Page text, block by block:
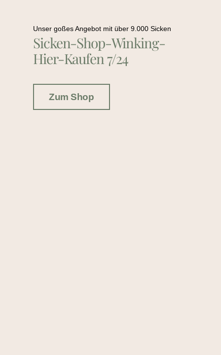
Unser goßes Angebot mit über 9.000 Sicken
Sicken-Shop-Winking-
Hier-Kaufen 7/24
Zum Shop